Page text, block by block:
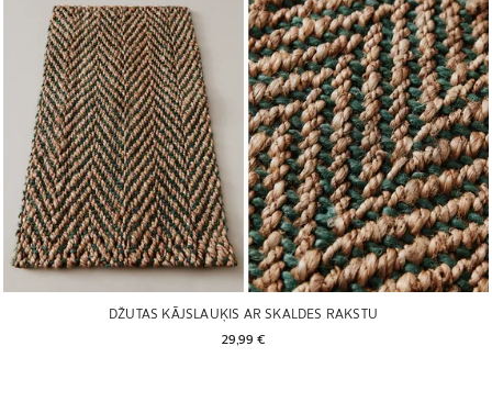
DŽUTAS KĀJSLAUĶIS AR SKALDES RAKSTU
29,99 €